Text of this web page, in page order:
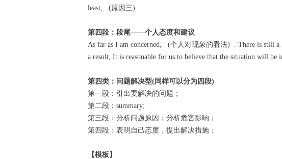
least, (原因三) .
第四段：段尾——个人态度和建议
As far as I am concerned, (个人对现象的看法) . There is still
a result, It is reasonable for us to believe that the situation will be
第四类：问题解决型(同样可以分为四段)
第一段：引出要解决的问题；
第二段：summary;
第三段：分析问题原因；分析危害影响；
第四段：表明自己态度，提出解决措施；
【模板】